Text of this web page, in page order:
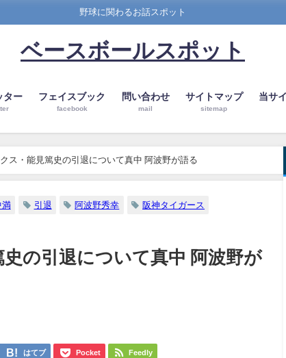
野球に関わるお話スポット
ベースボールスポット
ター フェイスブック
facebook
問い合わせ
mail
サイトマップ
sitemap
当サ
クス・能見篤史の引退について真中 阿波野が語る
満 引退 阿波野秀幸 阪神タイガース
史の引退について真中 阿波野が
はてブ Pocket Feedly